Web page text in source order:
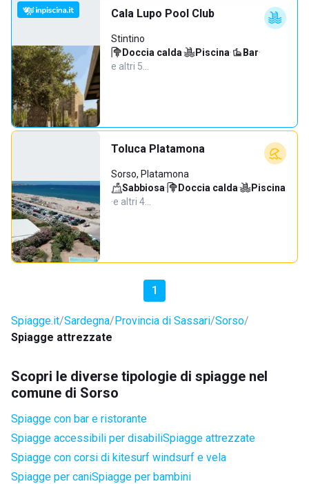
Cala Lupo Pool Club
Stintino
Doccia calda· Piscina· Bar·
e altri 5…
Toluca Platamona
Sorso, Platamona
Sabbiosa· Doccia calda·
Piscina
·e altri 4…
1
Spiagge.it Sardegna Provincia di Sassari Sorso
Spiagge attrezzate
Scopri le diverse tipologie di spiagge nel
comune di Sorso
Spiagge con bar e ristorante
Spiagge accessibili per disabiliSpiagge attrezzate
Spiagge con corsi di kitesurf windsurf e vela
Spiagge per caniSpiagge per bambini